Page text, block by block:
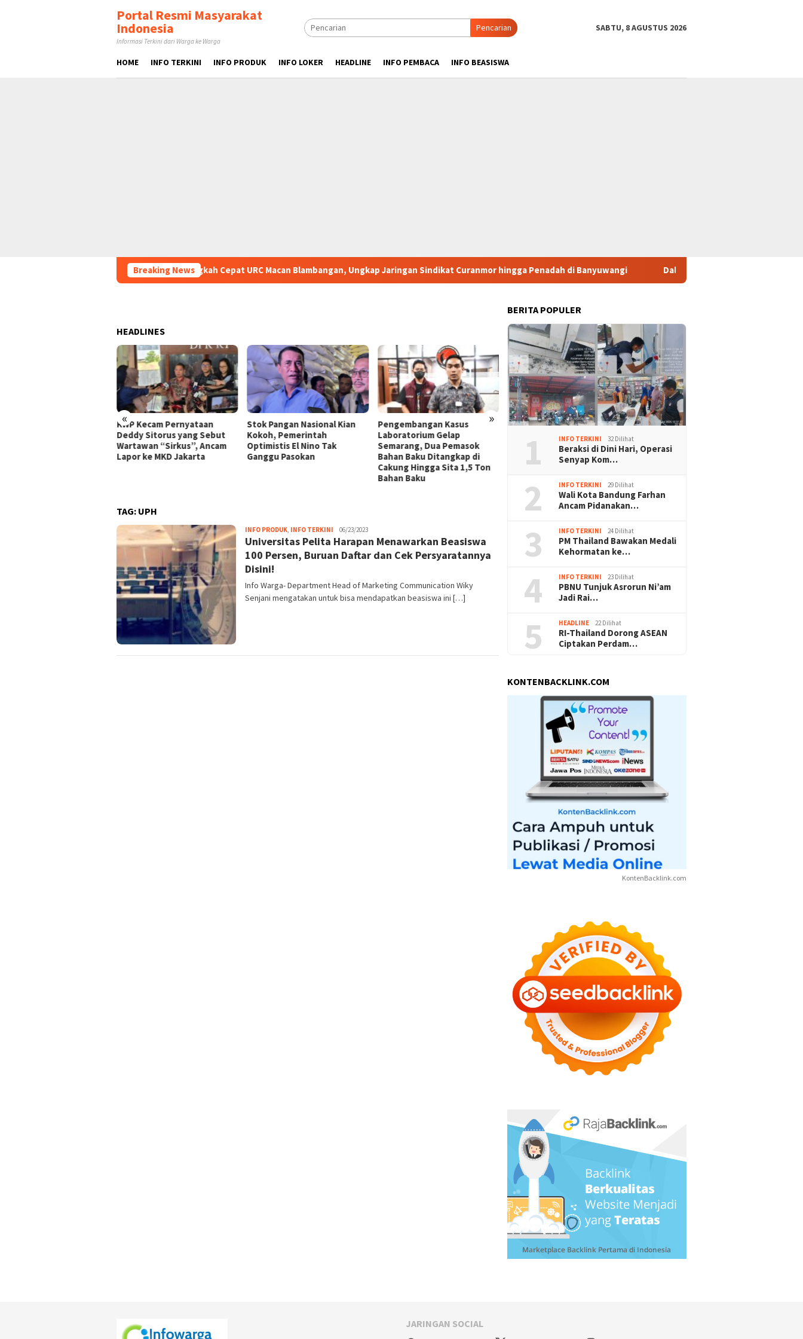
Portal Resmi Masyarakat
Indonesia
Informasi Terkini dari Warga ke Warga
Pencarian SABTU, 8 AGUSTUS 2026
HOME INFO TERKINI INFO PRODUK INFO LOKER HEADLINE INFO PEMBACA INFO BEASISWA
Breaking News
Langkah Cepat URC Macan Blambangan, Ungkap Jaringan Sindikat Curanmor hingga Penadah di Banyuwangi Dalam 1×24 jam Polsek Kembangan Ungkap
HEADLINES
« »
KWP Kecam Pernyataan
Deddy Sitorus yang Sebut
Wartawan “Sirkus”, Ancam
Lapor ke MKD Jakarta
Stok Pangan Nasional Kian
Kokoh, Pemerintah
Optimistis El Nino Tak
Ganggu Pasokan
Pengembangan Kasus
Laboratorium Gelap
Semarang, Dua Pemasok
Bahan Baku Ditangkap di
Cakung Hingga Sita 1,5 Ton
Bahan Baku
Bertemu Prabowo, DEN
Dukung Percepatan
Transformasi Digital
RI-Thailand Dorong ASEAN
Myanmar Lewat Konsensus 5
Poin
TAG: UPH
INFO PRODUK, INFO TERKINI Nita
Yunengsih
06/23/2023
Universitas Pelita Harapan Menawarkan Beasiswa
100 Persen, Buruan Daftar dan Cek Persyaratannya
Disini!
Info Warga- Department Head of Marketing Communication Wiky
Senjani mengatakan untuk bisa mendapatkan beasiswa ini […]
BERITA POPULER
1 INFO TERKINI 32 Dilihat
Beraksi di Dini Hari, Operasi
Senyap Kom…
2 INFO TERKINI 29 Dilihat
Wali Kota Bandung Farhan
Ancam Pidanakan…
3 INFO TERKINI 24 Dilihat
PM Thailand Bawakan Medali
Kehormatan ke…
4 INFO TERKINI 23 Dilihat
PBNU Tunjuk Asrorun Ni’am
Jadi Rai…
5 HEADLINE 22 Dilihat
RI-Thailand Dorong ASEAN
Ciptakan Perdam…
KONTENBACKLINK.COM
KontenBacklink.com
JARINGAN SOCIAL